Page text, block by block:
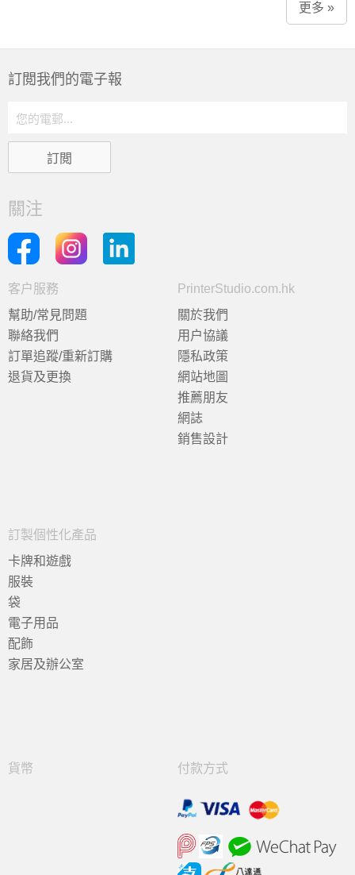
更多 »
訂閲我們的電子報
關注
客户服務
幫助/常見問題
聯絡我們
訂單追蹤/重新訂購
退貨及更換
PrinterStudio.com.hk
關於我們
用户協議
隱私政策
網站地圖
推薦朋友
網誌
銷售設計
訂製個性化產品
卡牌和遊戲
服裝
袋
電子用品
配飾
家居及辦公室
貨幣 付款方式